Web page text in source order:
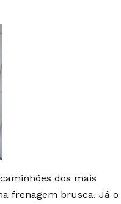
dos mais
frenagem brusca. Já o